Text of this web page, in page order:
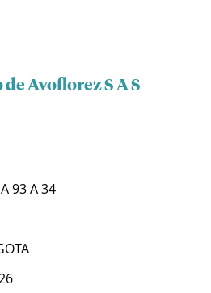
Avoflorez S A S
93 A 34